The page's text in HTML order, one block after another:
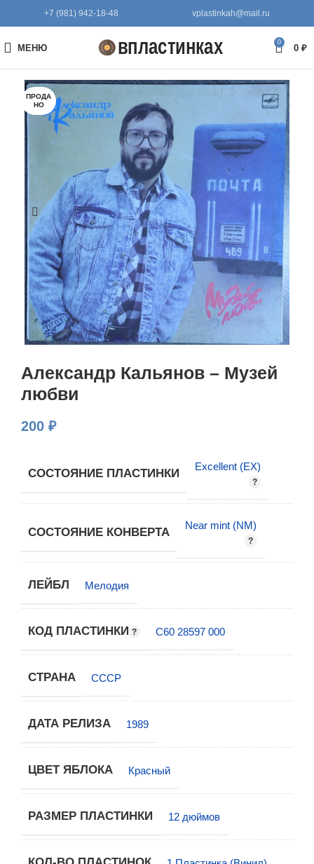
+7 (981) 942-18-48 vplastinkah@mail.ru
МЕНЮ
0
0 ₽
ПРОДА
НО
Александр Кальянов – Музей
любви
200 ₽
СОСТОЯНИЕ ПЛАСТИНКИ
Excellent (EX)
СОСТОЯНИЕ КОНВЕРТА
Near mint (NM)
ЛЕЙБЛ Мелодия
КОД ПЛАСТИНКИ С60 28597 000
СТРАНА СССР
ДАТА РЕЛИЗА 1989
ЦВЕТ ЯБЛОКА Красный
РАЗМЕР ПЛАСТИНКИ 12 дюймов